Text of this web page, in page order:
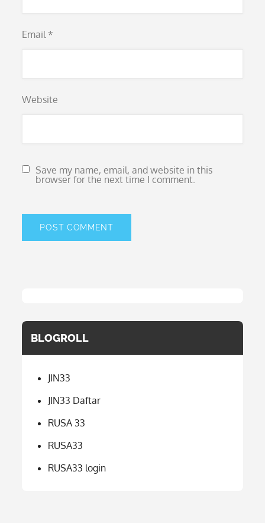
Email *
Website
Save my name, email, and website in this
browser for the next time I comment.
BLOGROLL
JIN33
JIN33 Daftar
RUSA 33
RUSA33
RUSA33 login